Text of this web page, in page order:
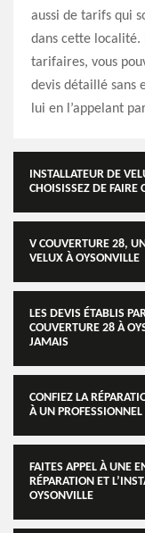
aussi de tarifs qui
dans cette localité.
tarifaires, vous
devis détaillé sans
lui en l’appelant
INSTALLATEUR DE
CHOISISSEZ DE FAIRE
V COUVERTURE 28,
VELUX À OYSONVILLE
LES DEVIS ÉTABLIS
COUVERTURE 28 À
JAMAIS
CONFIEZ LA
À UN
FAITES APPEL À UNE
RÉPARATION ET
OYSONVILLE